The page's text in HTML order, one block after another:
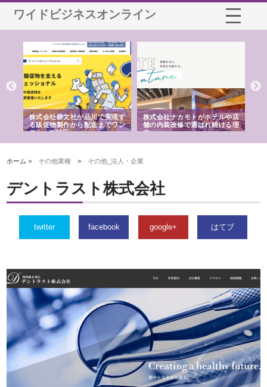
ワイドビジネスオンライン
株式会社耕文社が品川で実現す
る販促物製作から配送までワン
ストップ対応
株式会社ナカモトがホテルや店
舗の内装改修で選ばれ続ける理
由
ホーム > その他業種 > その他_法人・企業
デントラスト株式会社
twitter facebook google+ はてブ